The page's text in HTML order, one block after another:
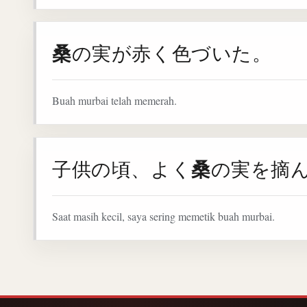
桑の実が赤く色づいた。
Buah murbai telah memerah.
子供の頃、よく桑の実を摘
Saat masih kecil, saya sering memetik buah murbai.